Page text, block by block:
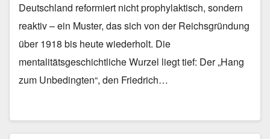
Deutschland reformiert nicht prophylaktisch, sondern
reaktiv – ein Muster, das sich von der Reichsgründung
über 1918 bis heute wiederholt. Die
mentalitätsgeschichtliche Wurzel liegt tief: Der „Hang
zum Unbedingten“, den Friedrich…